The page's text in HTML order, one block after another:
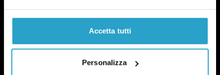
Accetta tutti
Personalizza